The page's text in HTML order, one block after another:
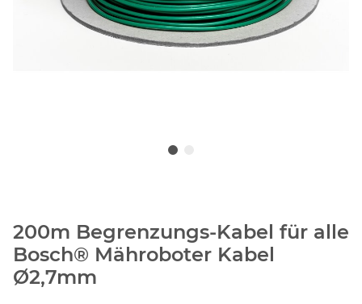
200m Begrenzungs-Kabel für alle
Bosch® Mähroboter Kabel
Ø2,7mm